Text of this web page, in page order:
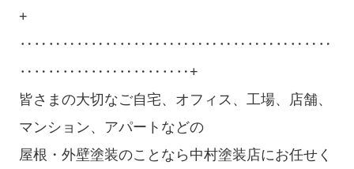
+
‥‥‥‥‥‥‥‥‥‥‥‥‥‥‥‥‥‥‥‥‥‥
‥‥‥‥‥‥‥‥‥‥‥‥+
皆さまの大切なご自宅、オフィス、工場、店舗、
マンション、アパートなどの
屋根・外壁塗装のことなら中村塗装店にお任せく